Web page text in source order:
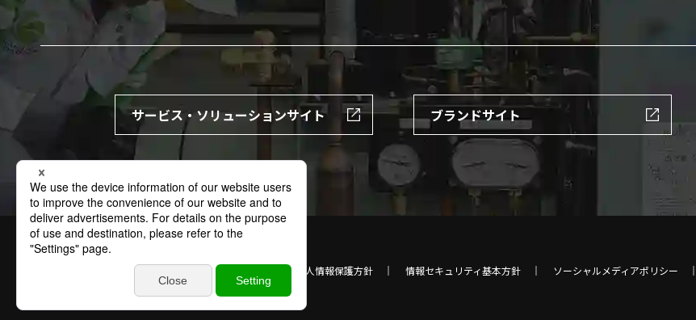
サービス・ソリューションサイト ブランドサイト
個人情報保護方針 特定個人情報保護方針 情報セキュリティ基本方針 ソーシャルメディアポリシー
お問い合わせ サイトマップ